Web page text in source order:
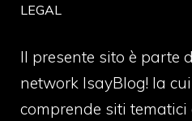
LEGAL
Il presente sito è parte
network IsayBlog! la
comprende siti